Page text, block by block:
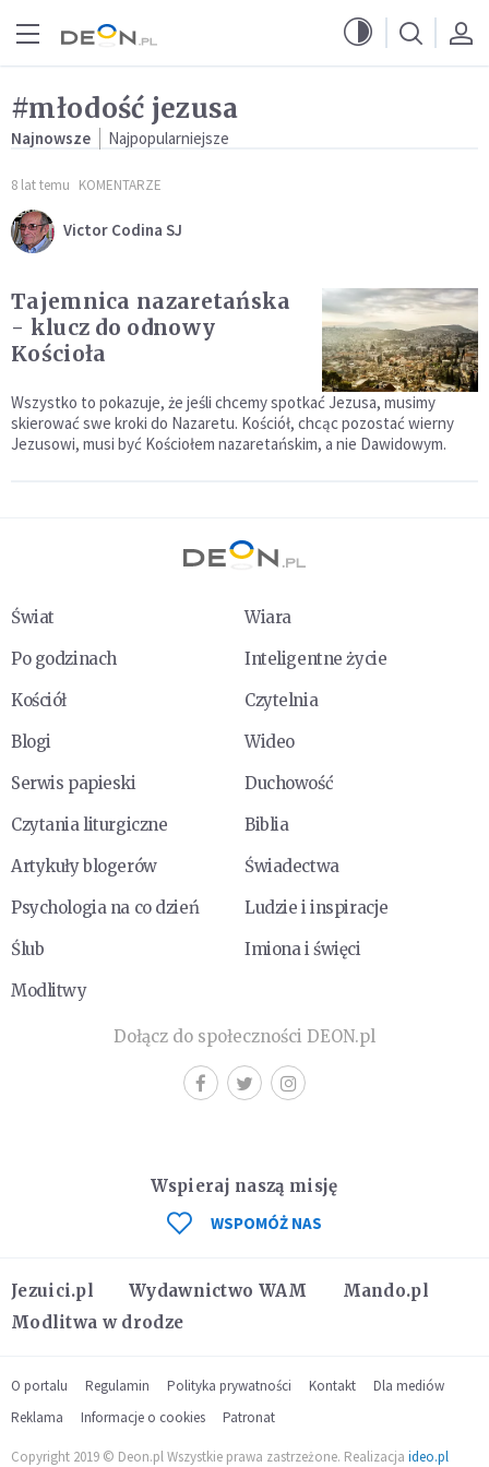
#młodość jezusa
Najnowsze Najpopularniejsze
8 lat temu KOMENTARZE
Victor Codina SJ
Tajemnica nazaretańska
- klucz do odnowy
Kościoła
Wszystko to pokazuje, że jeśli chcemy spotkać Jezusa, musimy
skierować swe kroki do Nazaretu. Kościół, chcąc pozostać wierny
Jezusowi, musi być Kościołem nazaretańskim, a nie Dawidowym.
Świat
Wiara
Po godzinach
Inteligentne życie
Kościół
Czytelnia
Blogi
Wideo
Serwis papieski
Duchowość
Czytania liturgiczne
Biblia
Artykuły blogerów
Świadectwa
Psychologia na co dzień
Ludzie i inspiracje
Ślub
Imiona i święci
Modlitwy
Dołącz do społeczności DEON.pl
Jezuici.pl Wydawnictwo WAM
Mando.pl
Modlitwa w drodze
Wspieraj naszą misję
WSPOMÓŻ NAS
O portalu Regulamin Polityka prywatności Kontakt
Dla mediów
Reklama
Informacje o cookies Patronat
Copyright 2019 © Deon.pl Wszystkie prawa zastrzeżone. Realizacja ideo.pl